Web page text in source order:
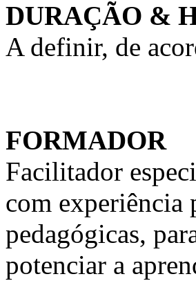
DURAÇÃO &
A definir, de
FORMADOR
Facilitador
com experiência
pedagógicas,
potenciar a